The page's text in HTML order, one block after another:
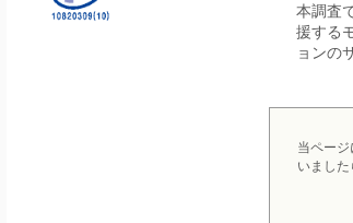
本調査
援する
ョンの
当ペー
いました